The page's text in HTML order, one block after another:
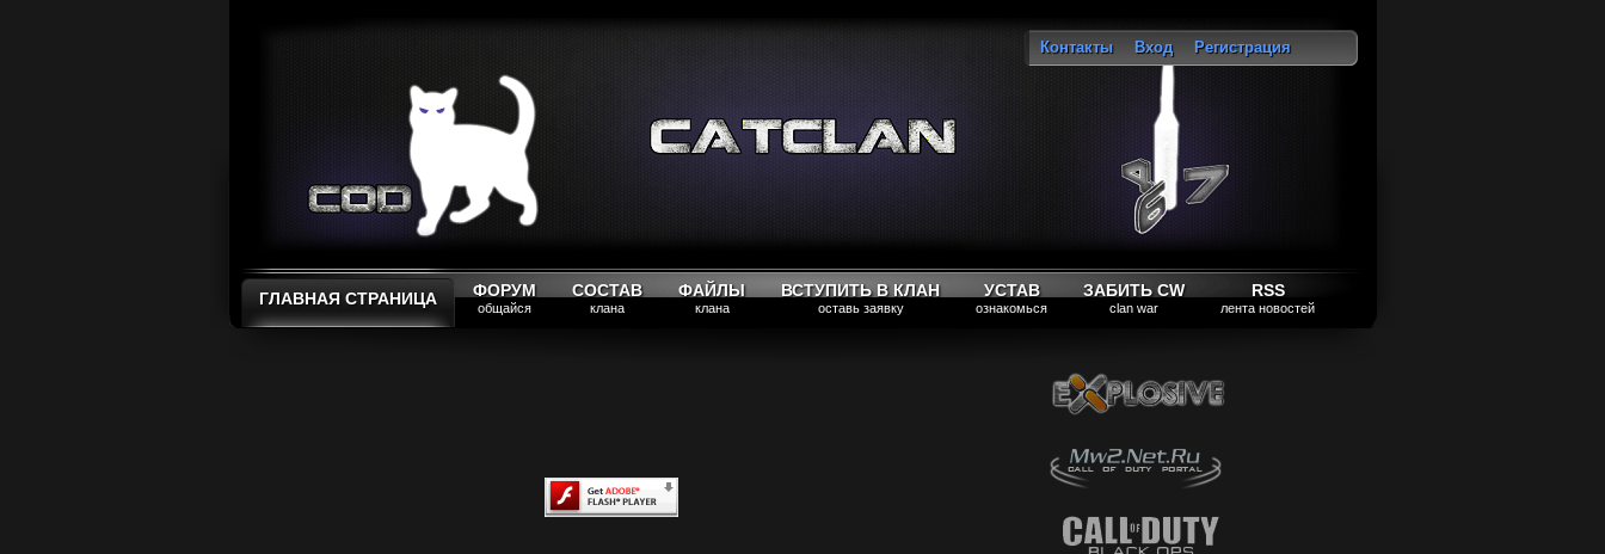
Контакты Вход
Регистрация
ГЛАВНАЯ СТРАНИЦА ФОРУМ
общайся
СОСТАВ
клана
ФАЙЛЫ
клана
ВСТУПИТЬ В КЛАН
оставь заявку
УСТАВ
ознакомься
ЗАБИТЬ CW
clan war
RSS
лента новостей